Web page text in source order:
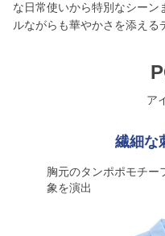
な日常使いから特別なシー
ルながらも華やかさを添える
ア
繊細な
胸元のタンポポモチー
象を演出